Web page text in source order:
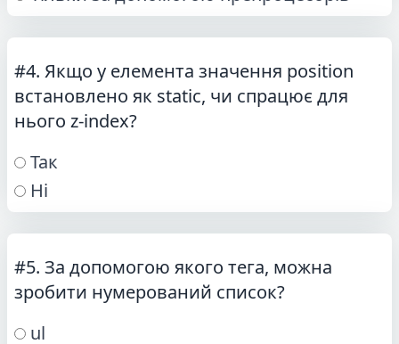
#4. Якщо у елемента значення position
встановлено як static, чи спрацює для
нього z-index?
Так
Ні
#5. За допомогою якого тега, можна
зробити нумерований список?
ul